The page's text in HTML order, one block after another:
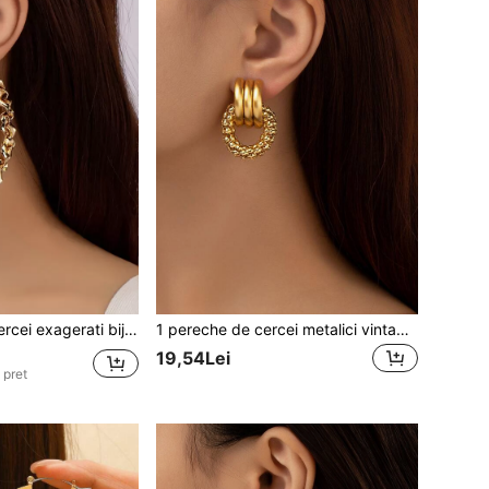
bijuterii metalice tesute creative
pret
1 pereche de cercei metalici vintage cu perechi scobite, pentru femei, la modă și
19,54Lei